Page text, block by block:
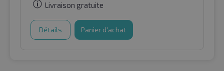
Livraison gratuite
Détails Panier d'achat